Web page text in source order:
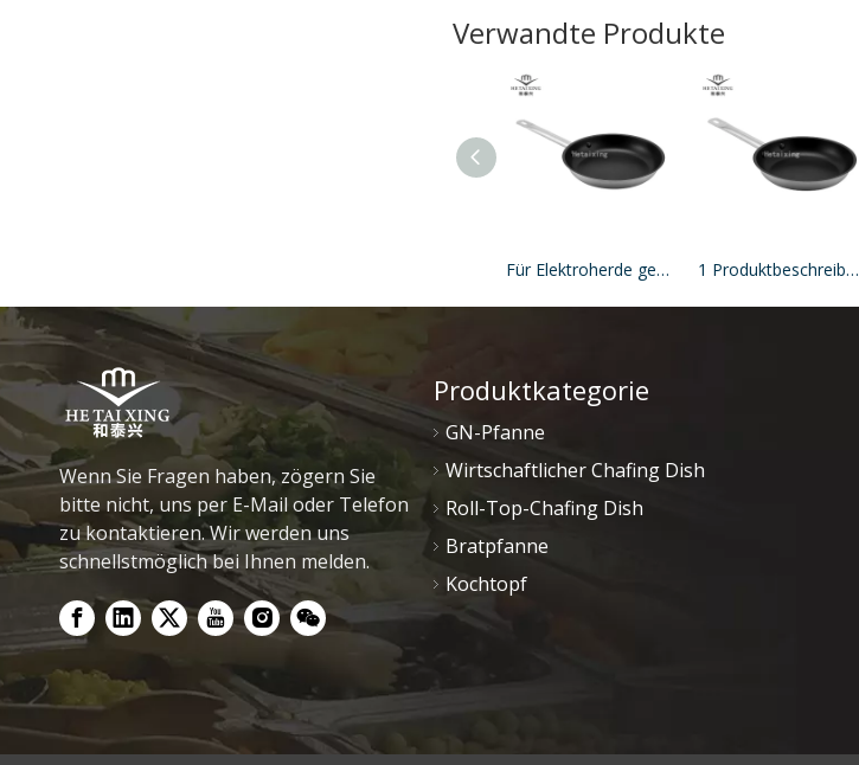
Verwandte Produkte
Für Elektroherde geeignetes, dreilagiges, antihaftbeschichtetes Kochgeschirrset aus Edelstahl 1 Produktbeschreibung: 9-Zoll-Antihaft-Kochgeschirr-Sets, Pfanne für Elektroherd
Wenn Sie Fragen haben, zögern Sie
bitte nicht, uns per E-Mail oder Telefon
zu kontaktieren. Wir werden uns
schnellstmöglich bei Ihnen melden.
Produktkategorie
GN-Pfanne
Wirtschaftlicher Chafing Dish
Roll-Top-Chafing Dish
Bratpfanne
Kochtopf